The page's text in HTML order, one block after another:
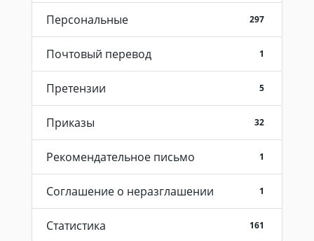
Персональные 297
Почтовый перевод 1
Претензии 5
Приказы 32
Рекомендательное письмо 1
Соглашение о неразглашении 1
Статистика 161